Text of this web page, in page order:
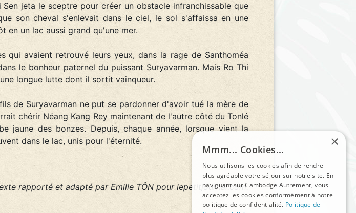
jeta le sceptre pour créer un obstacle infranchissable que
son cheval s'enlevait dans le ciel, le sol s'affaissa en une
en un lac aussi grand qu'une mer.
avaient retrouvé leurs yeux, dans la rage de Santhoméa
le bonheur paternel du puissant Suryavarman. Mais Ro Thi
longue lutte dont il sortit vainqueur.
de Suryavarman ne put se pardonner d'avoir tué la mère de
chérir Néang Kang Rey maintenant de l'autre côté du Tonlé
des bonzes. Depuis, chaque année, lorsque vient la
dans le lac, unis pour l'éternité.
rapporté et adapté par Emilie TÔN pour lepetitjournal.com.
×
Mmm... Cookies...
Nous utilisons les cookies afin de rendre
plus agréable votre séjour sur notre site. En
naviguant sur Cambodge Autrement, vous
acceptez les cookies conformément à notre
politique de confidentialité. Politique de